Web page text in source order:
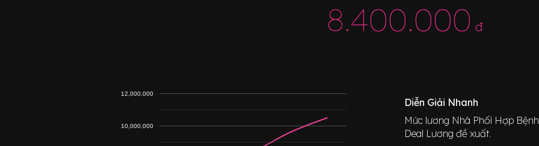
8.400.000 đ
10,000,000
12,000,000
Diễn Giải Nhanh
Mức lương Nhà Phối Hợp
Deal Lương đề xuất.